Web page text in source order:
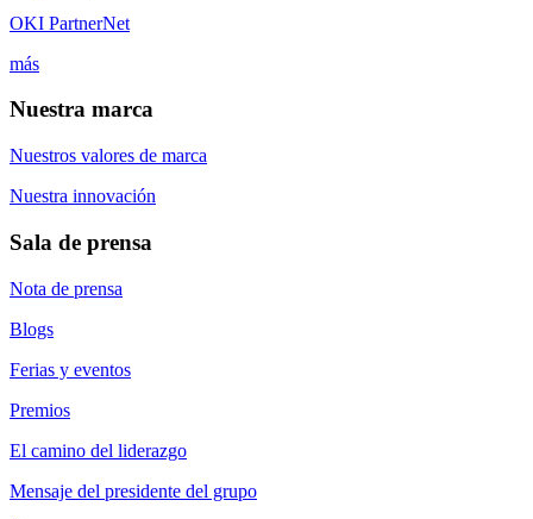
OKI PartnerNet
más
Nuestra marca
Nuestros valores de marca
Nuestra innovación
Sala de prensa
Nota de prensa
Blogs
Ferias y eventos
Premios
El camino del liderazgo
Mensaje del presidente del grupo